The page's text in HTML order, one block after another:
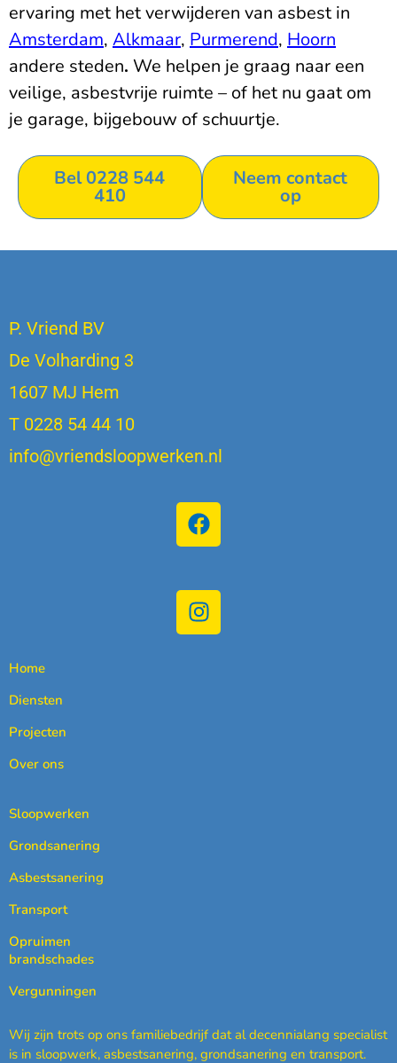
ervaring met het verwijderen van asbest in
Amsterdam, Alkmaar, Purmerend, Hoorn
andere steden. We helpen je graag naar een
veilige, asbestvrije ruimte – of het nu gaat om
je garage, bijgebouw of schuurtje.
Bel 0228 544
410
Neem contact
op
P. Vriend BV
De Volharding 3
1607 MJ Hem
T 0228 54 44 10
info@vriendsloopwerken.nl
Home
Diensten
Projecten
Over ons
Sloopwerken
Grondsanering
Asbestsanering
Transport
Opruimen
brandschades
Vergunningen
Wij zijn trots op ons familiebedrijf dat al decennialang specialist
is in sloopwerk, asbestsanering, grondsanering en transport.